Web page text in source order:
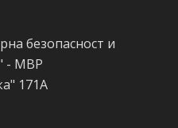
безопасност и
- МВР
171А